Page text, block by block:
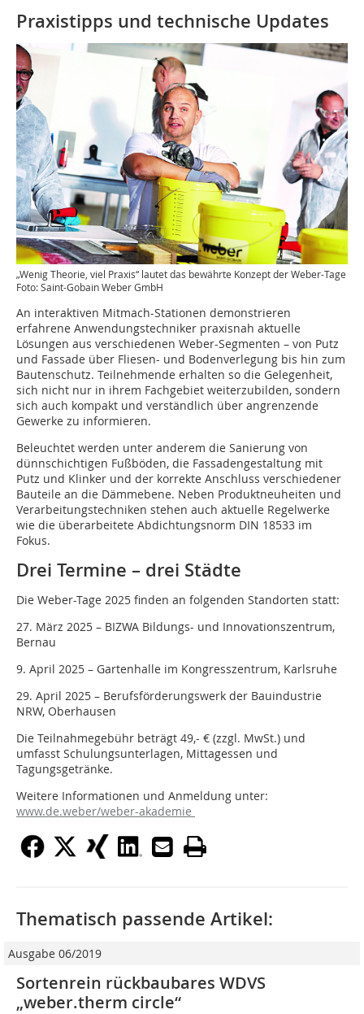
Praxistipps und technische Updates
„Wenig Theorie, viel Praxis“ lautet das bewährte Konzept der Weber-Tage
Foto: Saint-Gobain Weber GmbH
An interaktiven Mitmach-Stationen demonstrieren
erfahrene Anwendungstechniker praxisnah aktuelle
Lösungen aus verschiedenen Weber-Segmenten – von Putz
und Fassade über Fliesen- und Bodenverlegung bis hin zum
Bautenschutz. Teilnehmende erhalten so die Gelegenheit,
sich nicht nur in ihrem Fachgebiet weiterzubilden, sondern
sich auch kompakt und verständlich über angrenzende
Gewerke zu informieren.
Beleuchtet werden unter anderem die Sanierung von
dünnschichtigen Fußböden, die Fassadengestaltung mit
Putz und Klinker und der korrekte Anschluss verschiedener
Bauteile an die Dämmebene. Neben Produktneuheiten und
Verarbeitungstechniken stehen auch aktuelle Regelwerke
wie die überarbeitete Abdichtungsnorm DIN 18533 im
Fokus.
Drei Termine – drei Städte
Die Weber-Tage 2025 finden an folgenden Standorten statt:
27. März 2025 – BIZWA Bildungs- und Innovationszentrum,
Bernau
9. April 2025 – Gartenhalle im Kongresszentrum, Karlsruhe
29. April 2025 – Berufsförderungswerk der Bauindustrie
NRW, Oberhausen
Die Teilnahmegebühr beträgt 49,- € (zzgl. MwSt.) und
umfasst Schulungsunterlagen, Mittagessen und
Tagungsgetränke.
Weitere Informationen und Anmeldung unter:
www.de.weber/weber-akademie
Thematisch passende Artikel:
Ausgabe 06/2019
Sortenrein rückbaubares WDVS
„weber.therm circle“